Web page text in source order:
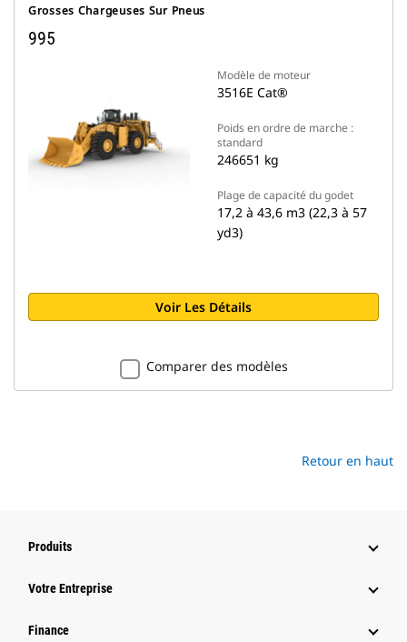
Grosses Chargeuses Sur Pneus
995
Modèle de moteur
3516E Cat®
Poids en ordre de marche :
standard
246651 kg
Plage de capacité du godet
17,2 à 43,6 m3 (22,3 à 57
yd3)
Voir Les Détails
Comparer des modèles
Retour en haut
Produits
Votre Entreprise
Finance